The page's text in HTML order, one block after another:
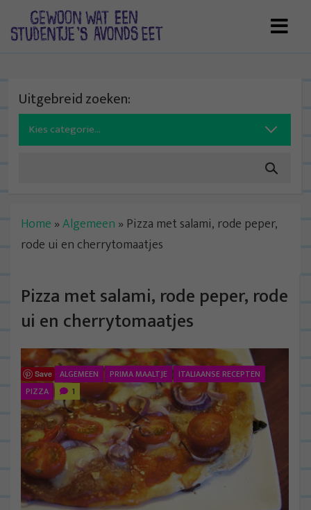
Uitgebreid zoeken:
Search
for:
Home »Algemeen » Pizza met salami, rode peper,
rode ui en cherrytomaatjes
Pizza met salami, rode peper, rode
ui en cherrytomaatjes
Save ALGEMEEN PRIMA MAALTJE
ITALIAANSE RECEPTEN
PIZZA
1